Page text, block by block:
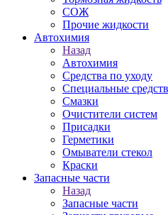
СОЖ
Прочие жидкости
Автохимия
Назад
Автохимия
Средства по уходу
Специальные
Смазки
Очистители систем
Присадки
Герметики
Омыватели стекол
Краски
Запасные части
Назад
Запасные части